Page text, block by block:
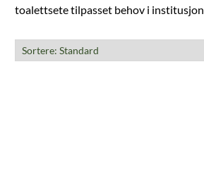
toalettsete tilpasset behov i institusjon.